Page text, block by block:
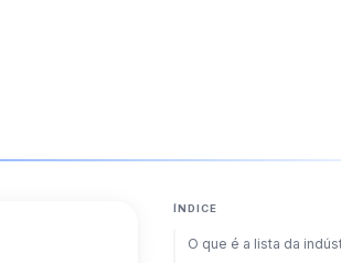
ÍNDICE
O que é a lista da